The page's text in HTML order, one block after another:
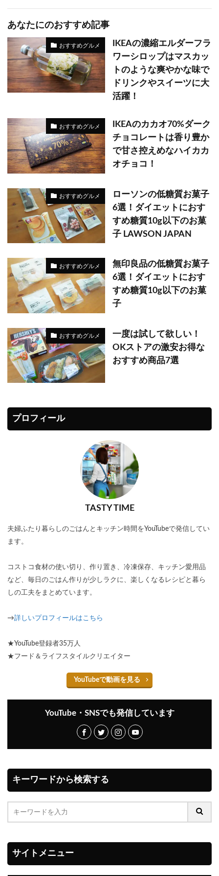
あなたにのおすすめ記事
おすすめグルメ
IKEAの濃縮エルダーフラ
ワーシロップはマスカッ
トのような爽やかな味で
ドリンクやスイーツに大
活躍！
おすすめグルメ
IKEAのカカオ70%ダーク
チョコレートは香り豊か
で甘さ控えめなハイカカ
オチョコ！
おすすめグルメ
ローソンの低糖質お菓子
6選！ダイエットにおす
すめ糖質10g以下のお菓
子 LAWSON JAPAN
おすすめグルメ
無印良品の低糖質お菓子
6選！ダイエットにおす
すめ糖質10g以下のお菓
子
おすすめグルメ
一度は試して欲しい！
OKストアの激安お得な
おすすめ商品7選
プロフィール
TASTY TIME
夫婦ふたり暮らしのごはんとキッチン時間をYouTubeで発信してい
ます。
コストコ食材の使い切り、作り置き、冷凍保存、キッチン愛用品
など、毎日のごはん作りが少しラクに、楽しくなるレシピと暮ら
しの工夫をまとめています。
→詳しいプロフィールはこちら
★YouTube登録者35万人
★フード＆ライフスタイルクリエイター
YouTubeで動画を見る
YouTube・SNSでも発信しています
キーワードから検索する
サイトメニュー